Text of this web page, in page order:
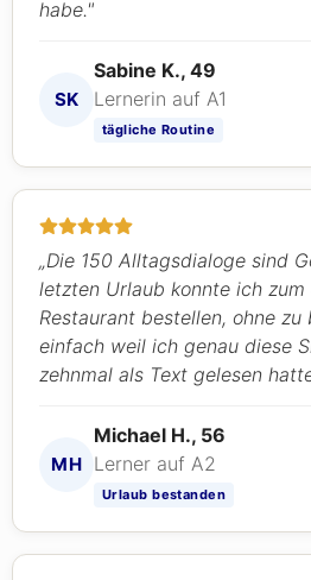
habe."
SK
Sabine K., 49
Lernerin auf A1
tägliche Routine
„Die 150 Alltagsdialoge sind
letzten Urlaub konnte ich
Restaurant bestellen, ohne zu
einfach weil ich genau diese
zehnmal als Text gelesen
MH
Michael H., 56
Lerner auf A2
Urlaub bestanden